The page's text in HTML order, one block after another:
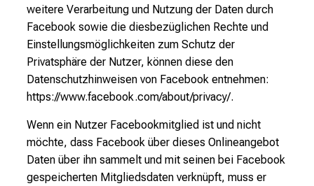
weitere Verarbeitung und Nutzung der Daten durch
Facebook sowie die diesbezüglichen Rechte und
Einstellungsmöglichkeiten zum Schutz der
Privatsphäre der Nutzer, können diese den
Datenschutzhinweisen von Facebook entnehmen:
https://www.facebook.com/about/privacy/.
Wenn ein Nutzer Facebookmitglied ist und nicht
möchte, dass Facebook über dieses Onlineangebot
Daten über ihn sammelt und mit seinen bei Facebook
gespeicherten Mitgliedsdaten verknüpft, muss er